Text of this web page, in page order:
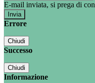
E-mail inviata, si prega di
Errore
Chiudi
Successo
Chiudi
Informazione